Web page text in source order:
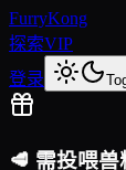
FurryKong
探索VIP
登录
🥩 需投喂兽